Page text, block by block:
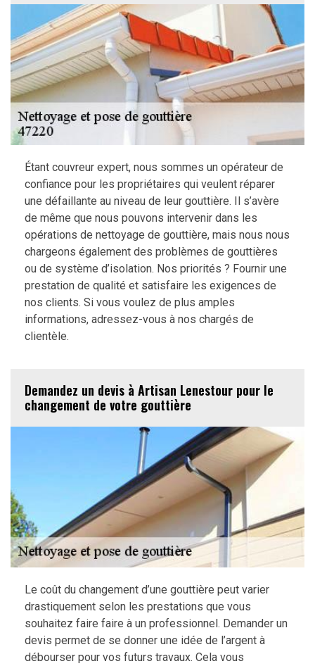
Étant couvreur expert, nous sommes un opérateur de
confiance pour les propriétaires qui veulent réparer
une défaillante au niveau de leur gouttière. Il s’avère
de même que nous pouvons intervenir dans les
opérations de nettoyage de gouttière, mais nous nous
chargeons également des problèmes de gouttières
ou de système d’isolation. Nos priorités ? Fournir une
prestation de qualité et satisfaire les exigences de
nos clients. Si vous voulez de plus amples
informations, adressez-vous à nos chargés de
clientèle.
Demandez un devis à Artisan Lenestour pour le
changement de votre gouttière
Le coût du changement d’une gouttière peut varier
drastiquement selon les prestations que vous
souhaitez faire faire à un professionnel. Demander un
devis permet de se donner une idée de l’argent à
débourser pour vos futurs travaux. Cela vous